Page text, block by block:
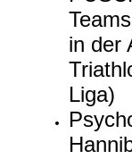
in der
Liga)